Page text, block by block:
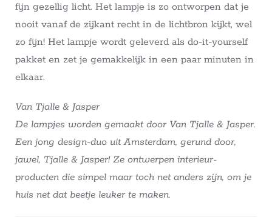
fijn gezellig licht. Het lampje is zo ontworpen dat je
nooit vanaf de zijkant recht in de lichtbron kijkt, wel
zo fijn! Het lampje wordt geleverd als do-it-yourself
pakket en zet je gemakkelijk in een paar minuten in
elkaar.
Van Tjalle & Jasper
De lampjes worden gemaakt door Van Tjalle & Jasper.
Een jong design-duo uit Amsterdam, gerund door,
jawel, Tjalle & Jasper! Ze ontwerpen interieur-
producten die simpel maar toch net anders zijn, om je
huis net dat beetje leuker te maken.